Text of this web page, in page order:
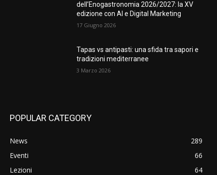
dell’Enogastronomia 2026/2027: la XV
edizione con AI e Digital Marketing
17 Giugno 2026
Tapas vs antipasti: una sfida tra sapori e
tradizioni mediterranee
3 Marzo 2026
POPULAR CATEGORY
News
289
Eventi
66
Lezioni
64